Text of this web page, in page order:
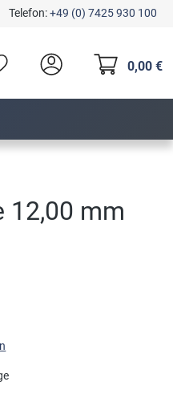
Telefon:+49 (0) 7425 930 100
0,00 €
12,00 mm